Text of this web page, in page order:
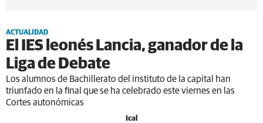
ACTUALIDAD
El IES leonés Lancia, ganador de la
Liga de Debate
Los alumnos de Bachillerato del instituto de la capital han
triunfado en la final que se ha celebrado este viernes en las
Cortes autonómicas
Ical